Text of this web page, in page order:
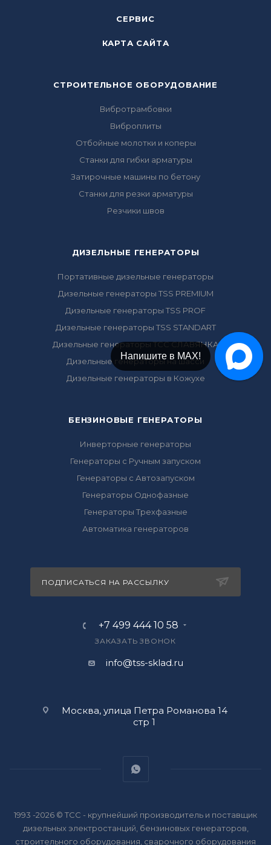
СЕРВИС
КАРТА САЙТА
СТРОИТЕЛЬНОЕ ОБОРУДОВАНИЕ
Вибротрамбовки
Виброплиты
Отбойные молотки и коперы
Станки для гибки арматуры
Затирочные машины по бетону
Станки для резки арматуры
Резчики швов
ДИЗЕЛЬНЫЕ ГЕНЕРАТОРЫ
Портативные дизельные генераторы
Дизельные генераторы TSS PREMIUM
Дизельные генераторы TSS PROF
Дизельные генераторы TSS STANDART
Дизельные генераторы ТСС СЛАВЯНКА
Дизельные генераторы на шасси
Дизельные генераторы в Кожухе
БЕНЗИНОВЫЕ ГЕНЕРАТОРЫ
Инверторные генераторы
Генераторы с Ручным запуском
Генераторы с Автозапуском
Генераторы Однофазные
Генераторы Трехфазные
Автоматика генераторов
ПОДПИСАТЬСЯ НА РАССЫЛКУ
+7 499 444 10 58
ЗАКАЗАТЬ ЗВОНОК
info@tss-sklad.ru
Москва, улица Петра Романова 14
стр 1
1993 -2026 © ТСС - крупнейший производитель и поставщик
дизельных электростанций, бензиновых генераторов,
строительного оборудования, сварочного оборудования
Напишите в Telegram!